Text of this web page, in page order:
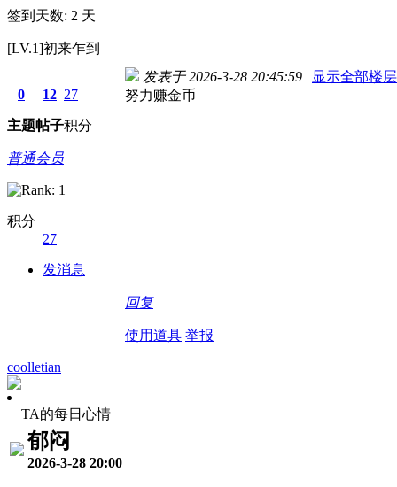
签到天数: 2 天
[LV.1]初来乍到
0
主题
12
帖子
27
积分
普通会员
积分
27
发消息
发表于 2026-3-28 20:45:59 | 显示全部楼层
努力赚金币
回复
使用道具 举报
coolletian
TA的每日心情
郁闷
2026-3-28 20:00